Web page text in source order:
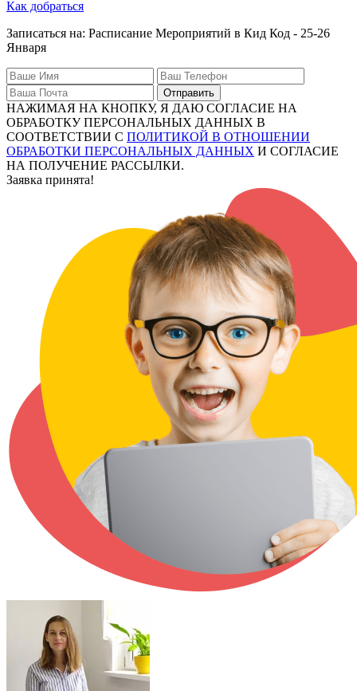
Как добраться
Записаться на: Расписание Мероприятий в Кид Код - 25-26
Января
Отправить
НАЖИМАЯ НА КНОПКУ, Я ДАЮ СОГЛАСИЕ НА
ОБРАБОТКУ ПЕРСОНАЛЬНЫХ ДАННЫХ В
СООТВЕТСТВИИ С ПОЛИТИКОЙ В ОТНОШЕНИИ
ОБРАБОТКИ ПЕРСОНАЛЬНЫХ ДАННЫХ И СОГЛАСИЕ
НА ПОЛУЧЕНИЕ РАССЫЛКИ.
Заявка принята!